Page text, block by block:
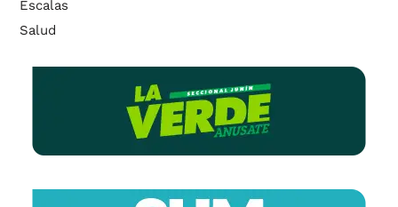
Escalas
Salud